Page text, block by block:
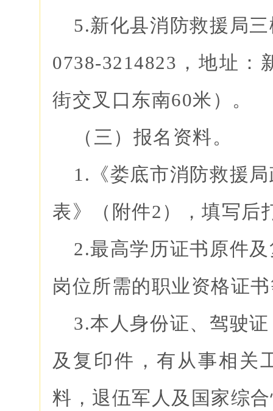
5.新化县消防救援局
0738-3214823，地址
街交叉口东南60米）。
（三）报名资料。
1.《娄底市消防救援
表》（附件2），填写后
2.最高学历证书原件
岗位所需的职业资格证
3.本人身份证、驾驶
及复印件，有从事相关
料，退伍军人及国家综